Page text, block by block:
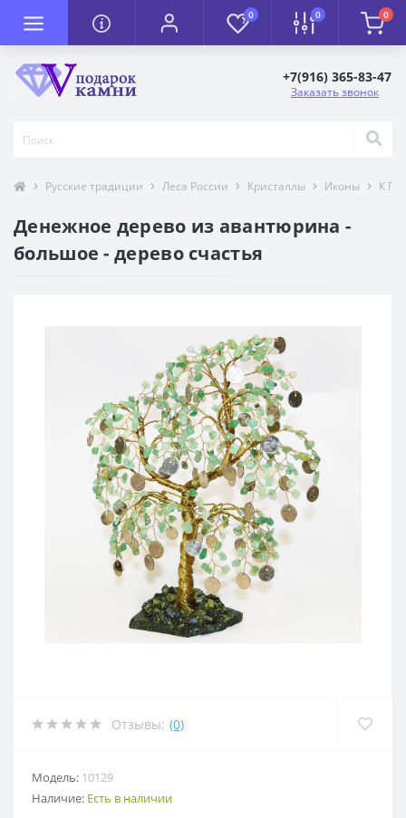
0 0 0
+7(916) 365-83-47
Заказать звонок
Русские традиции Леса России Кристаллы Иконы К
Денежное дерево из авантюрина -
большое - дерево счастья
Отзывы: (0)
Модель: 10129
Наличие: Есть в наличии